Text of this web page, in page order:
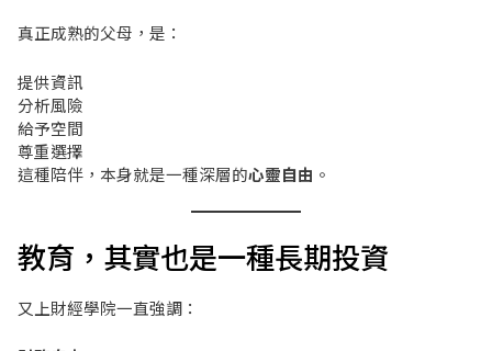
真正成熟的父母，是：
提供資訊
分析風險
給予空間
尊重選擇
這種陪伴，本身就是一種深層的心靈自由 。
教育，其實也是一種長期投資
又上財經學院一直強調：